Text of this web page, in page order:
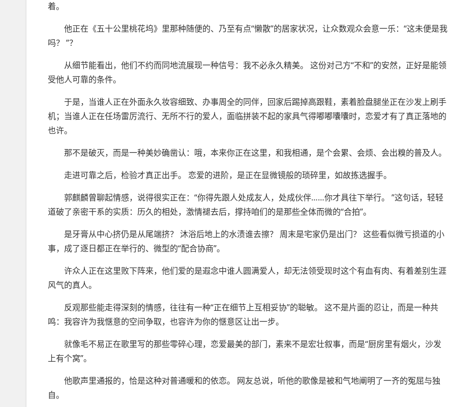
着。
他正在《五十公里桃花坞》里那种随便的、乃至有点“懒散”的居家状况，让众数观众会意一乐：“这未便是我
吗？ ”？
从细节能看出，他们不约而同地流展现一种信号：我不必永久精美。 这份对己方“不和”的安然，正好是能领
受他人可靠的条件。
于是，当谁人正在外面永久妆容细致、办事周全的同伴，回家后踢掉高跟鞋，素着脸盘腿坐正在沙发上刷手
机；当谁人正在任场雷厉流行、无所不行的爱人，面临拼装不起的家具气得嘟嘟囔囔时，恋爱才有了真正落地的
也许。
那不是破灭，而是一种美妙确凿认：哦，本来你正在这里，和我相通，是个会累、会烦、会出糗的普及人。
走进可靠之后，检验才真正出手。 恋爱的进阶，是正在显微镜般的琐碎里，如故拣选握手。
郭麒麟曾聊起情感，说得很实正在：“你得先跟人处成友人，处成伙伴……你才具往下举行。 ”这句话，轻轻
道破了亲密干系的实质：历久的相处，激情褪去后，撑持咱们的是那些全体而微的“合拍”。
是牙膏从中心挤仍是从尾端挤？ 沐浴后地上的水渍谁去擦？ 周末是宅家仍是出门？ 这些看似微亏损道的小
事，成了逐日都正在举行的、微型的“配合协商”。
许众人正在这里败下阵来，他们爱的是遐念中谁人圆满爱人，却无法领受现时这个有血有肉、有着差别生涯
风气的真人。
反观那些能走得深刻的情感，往往有一种“正在细节上互相妥协”的聪敏。 这不是片面的忍让，而是一种共
鸣：我容许为我惬意的空间争取，也容许为你的惬意区让出一步。
就像毛不易正在歌里写的那些零碎心理，恋爱最美的部门，素来不是宏壮叙事，而是“厨房里有烟火，沙发
上有个窝”。
他歌声里通报的，恰是这种对普通暖和的依恋。 网友总说，听他的歌像是被和气地阐明了一齐的冤屈与独
自。